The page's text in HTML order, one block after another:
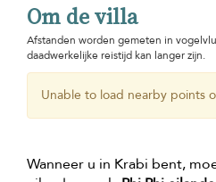
Om de villa
Afstanden worden gemeten in
daadwerkelijke reistijd kan langer zijn.
Unable to load nearby points
Wanneer u in Krabi bent,